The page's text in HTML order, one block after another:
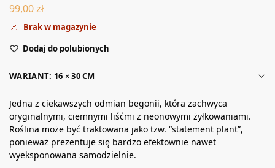
99,00zł
Brak w magazynie
Dodaj do polubionych
WARIANT: 16 × 30 CM
Jedna z ciekawszych odmian begonii, która zachwyca
oryginalnymi, ciemnymi liśćmi z neonowymi żyłkowaniami.
Roślina może być traktowana jako tzw. “statement plant”,
ponieważ prezentuje się bardzo efektownie nawet
wyeksponowana samodzielnie.